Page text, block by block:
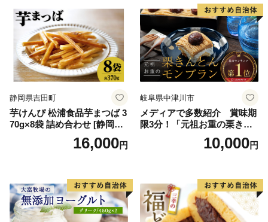
誕生日 カップ 詰め合わせ バ
ラエティ | バニラ チョコレー
ト ストロベリー ピスタチオ
バニラ＆クッキー ウベ 沖縄
紅イモ 塩ちんすこう 沖縄シ
ークヮーサー 沖縄黒糖 琉球
ロイヤルミルクティ 沖縄パ
イン
道産アイス 道産アイスクリ
ーム ギフト 詰合せ 詰め合わ
せ ふるさと納税 ）
静岡県吉田町
芋けんぴ 松浦食品芋まつば 3
70g×8袋 詰め合わせ [静岡伊
勢丹(松浦食品) 静岡県 吉田町
22424274] 芋ケンピ セット
16,000円
岐阜県中津川市
メディアで多数紹介 賞味期
限3分！「元祖お重の栗きん
とんモンブラン」 【未来の
ご褒美】スイーツ 栗 モンブ
子 菓子 F4N-2298
10,000円